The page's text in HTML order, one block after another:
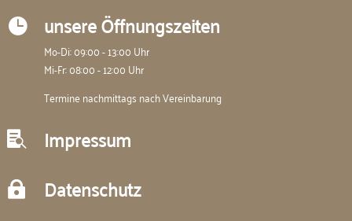
 unsere Öffnungszeiten
Mo-Di: 09:00 - 13:00 Uhr
Mi-Fr: 08:00 - 12:00 Uhr
Termine nachmittags nach Vereinbarung
 Impressum
 Datenschutz